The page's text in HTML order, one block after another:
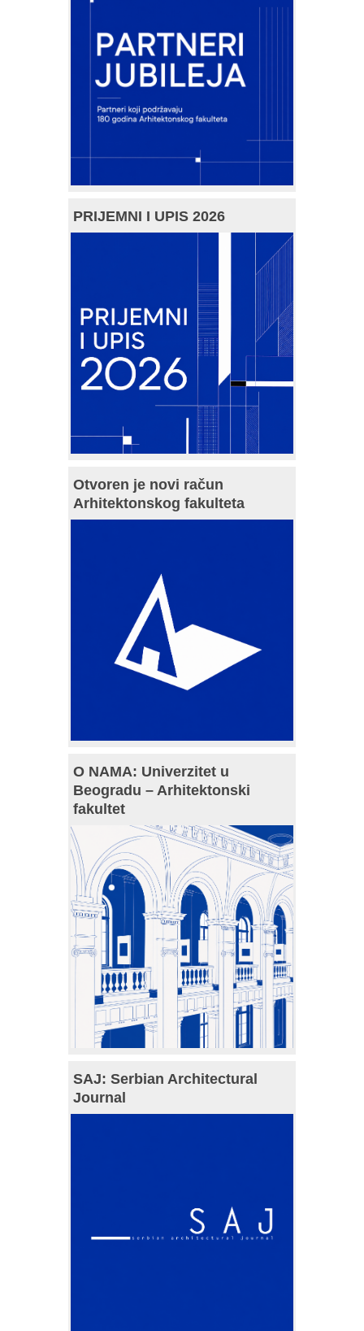
PRIJEMNI I UPIS 2026
Otvoren je novi račun
Arhitektonskog fakulteta
O NAMA: Univerzitet u
Beogradu – Arhitektonski
fakultet
SAJ: Serbian Architectural
Journal